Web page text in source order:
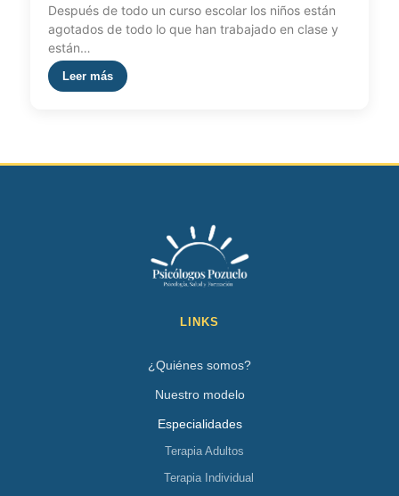
Después de todo un curso escolar los niños están
agotados de todo lo que han trabajado en clase y
están…
Leer más
LINKS
¿Quiénes somos?
Nuestro modelo
Especialidades
Terapia Adultos
Terapia Individual